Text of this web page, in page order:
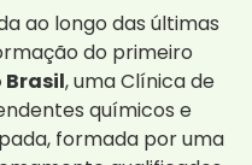
ao longo das últimas
do primeiro
, uma Clínica de
químicos e
formada por uma